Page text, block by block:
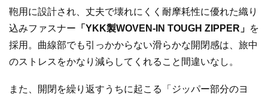
鞄用に設計され、丈夫で壊れにくく耐摩耗性に優れた織り
込みファスナー 「YKK製WOVEN-IN TOUGH ZIPPER」 を
採用。曲線部でも引っかからない滑らかな開閉感は、旅中
のストレスをかなり減らしてくれること間違いなし。
また、開閉を繰り返すうちに起こる「ジッパー部分のヨ